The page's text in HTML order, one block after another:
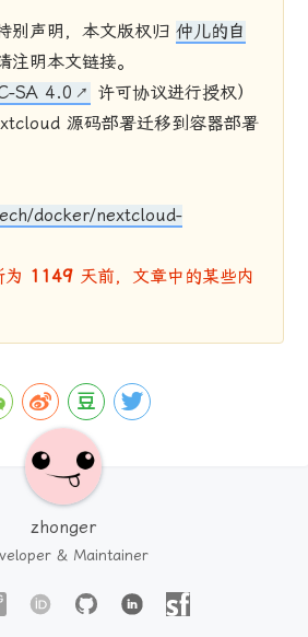
别声明，本文版权归仲儿的自
注明本文链接。
SA 4.0
许可协议进行授权）
源码部署迁移到容器部署
docker/nextcloud-
为 1149 天前，文章中的某些内
zhonger
& Maintainer